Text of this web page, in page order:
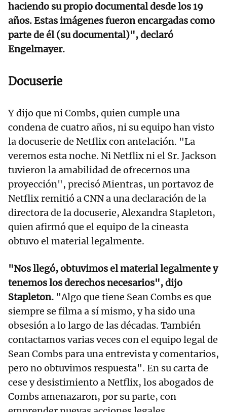
haciendo su propio documental desde los 19
años. Estas imágenes fueron encargadas como
parte de él (su documental)", declaró
Engelmayer.
Docuserie
Y dijo que ni Combs, quien cumple una
condena de cuatro años, ni su equipo han visto
la docuserie de Netflix con antelación. "La
veremos esta noche. Ni Netflix ni el Sr. Jackson
tuvieron la amabilidad de ofrecernos una
proyección", precisó Mientras, un portavoz de
Netflix remitió a CNN a una declaración de la
directora de la docuserie, Alexandra Stapleton,
quien afirmó que el equipo de la cineasta
obtuvo el material legalmente.
"Nos llegó, obtuvimos el material legalmente y
tenemos los derechos necesarios", dijo
Stapleton. "Algo que tiene Sean Combs es que
siempre se filma a sí mismo, y ha sido una
obsesión a lo largo de las décadas. También
contactamos varias veces con el equipo legal de
Sean Combs para una entrevista y comentarios,
pero no obtuvimos respuesta". En su carta de
cese y desistimiento a Netflix, los abogados de
Combs amenazaron, por su parte, con